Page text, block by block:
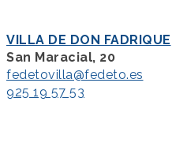
VILLA DE DON FADRIQUE
San Maracial, 20
fedetovilla@fedeto.es
925 19 57 53